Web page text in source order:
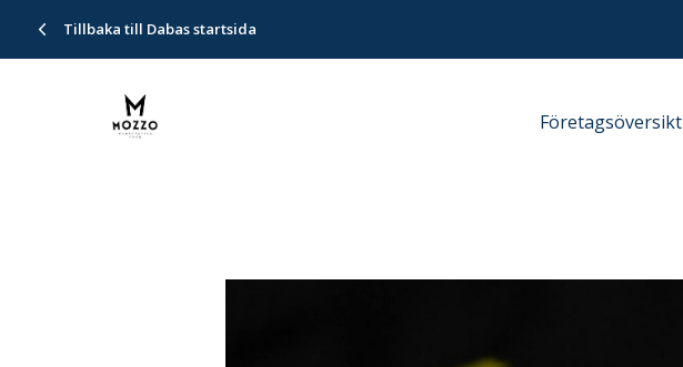
Tillbaka till Dabas startsida
Företagsöversikt